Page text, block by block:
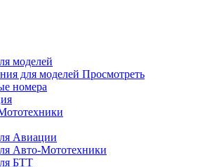
моделей
для моделей Просмотреть
номера
Авиации
Авто-Мототехники
БТТ